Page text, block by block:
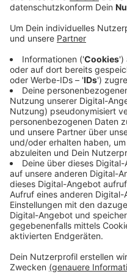
Demo geplant
Anzeige
Das ist Voraussetzung
möglichen echten
wollen ab 18 Uhr in
demonstrieren. Der
startet am Tobit-Kreisel
Kilometer bis zur
Schöppinger Straße.
Korso von Landwirten
geben.
Anzeige